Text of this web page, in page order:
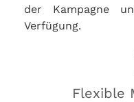
der Kampagne
Verfügung.
Flexible